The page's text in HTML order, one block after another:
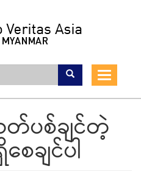
Toggle
စ်ချင်တဲ့
ချင်ပါ